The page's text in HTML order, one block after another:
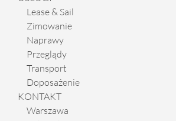
Lease & Sail
Zimowanie
Naprawy
Przeglądy
Transport
Doposażenie
KONTAKT
Warszawa